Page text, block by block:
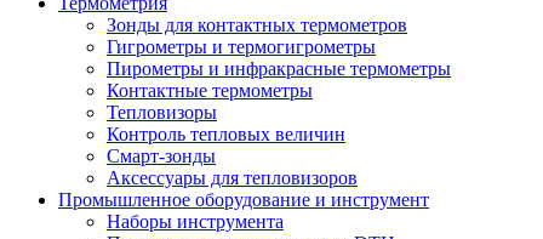
Зонды для контактных термометров
Гигрометры и термогигрометры
Пирометры и инфракрасные термометры
Контактные термометры
Тепловизоры
Контроль тепловых величин
Смарт-зонды
Аксессуары для тепловизоров
Промышленное оборудование и инструмент
Наборы инструмента